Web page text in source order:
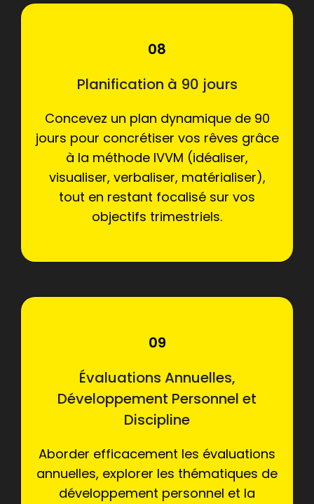
08
Planification à 90 jours
Concevez un plan dynamique de 90
jours pour concrétiser vos rêves grâce
à la méthode IVVM (idéaliser,
visualiser, verbaliser, matérialiser),
tout en restant focalisé sur vos
objectifs trimestriels.
09
Évaluations Annuelles,
Développement Personnel et
Discipline
Aborder efficacement les évaluations
annuelles, explorer les thématiques de
développement personnel et la